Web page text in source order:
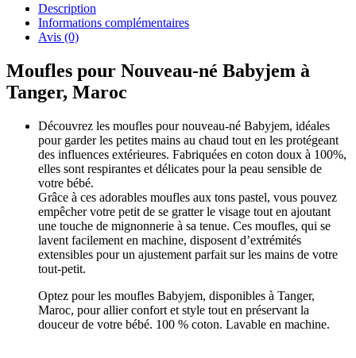
Description
Informations complémentaires
Avis (0)
Moufles pour Nouveau-né Babyjem à
Tanger, Maroc
Découvrez les moufles pour nouveau-né Babyjem, idéales
pour garder les petites mains au chaud tout en les protégeant
des influences extérieures. Fabriquées en coton doux à 100%,
elles sont respirantes et délicates pour la peau sensible de
votre bébé.
Grâce à ces adorables moufles aux tons pastel, vous pouvez
empêcher votre petit de se gratter le visage tout en ajoutant
une touche de mignonnerie à sa tenue. Ces moufles, qui se
lavent facilement en machine, disposent d’extrémités
extensibles pour un ajustement parfait sur les mains de votre
tout-petit.
Optez pour les moufles Babyjem, disponibles à Tanger,
Maroc, pour allier confort et style tout en préservant la
douceur de votre bébé. 100 % coton. Lavable en machine.